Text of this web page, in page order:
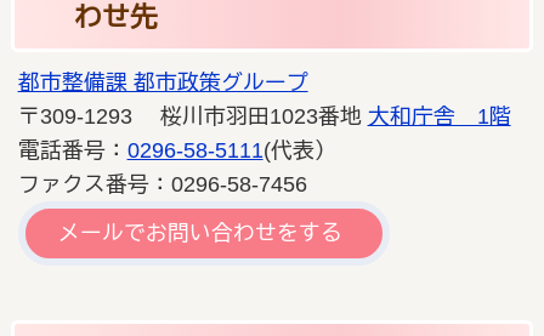
わせ先
都市整備課 都市政策グループ
〒309-1293 桜川市羽田1023番地 大和庁舎 1階
電話番号： 0296-58-5111(代表）
ファクス番号：0296-58-7456
メールでお問い合わせをする